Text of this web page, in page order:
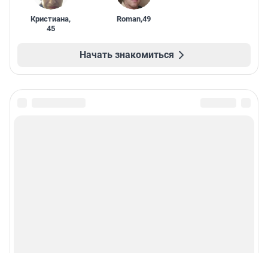
Кристиана,
45
Roman,49
Начать знакомиться